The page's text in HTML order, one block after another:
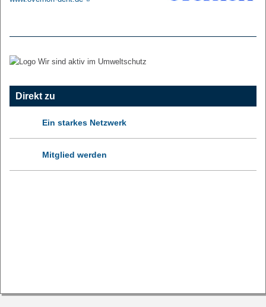
Direkt zu
Ein starkes Netzwerk
Mitglied werden